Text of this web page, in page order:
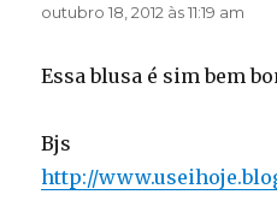
outubro 18, 2012 às 11:19 am
Essa blusa é sim bem
Bjs
http://